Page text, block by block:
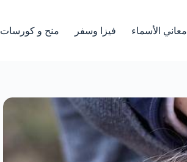
معاني الأسماء فيزا وسفر منح و كورسات